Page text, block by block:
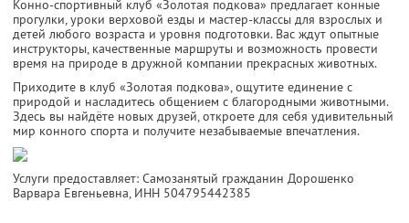
Конно-спортивный клуб «Золотая подкова» предлагает конные
прогулки, уроки верховой езды и мастер-классы для взрослых и
детей любого возраста и уровня подготовки. Вас ждут опытные
инструкторы, качественные маршруты и возможность провести
время на природе в дружной компании прекрасных животных.
Приходите в клуб «Золотая подкова», ощутите единение с
природой и насладитесь общением с благородными животными.
Здесь вы найдёте новых друзей, откроете для себя удивительный
мир конного спорта и получите незабываемые впечатления.
Услуги предоставляет: Самозанятый гражданин Дорошенко
Варвара Евгеньевна, ИНН 504795442385